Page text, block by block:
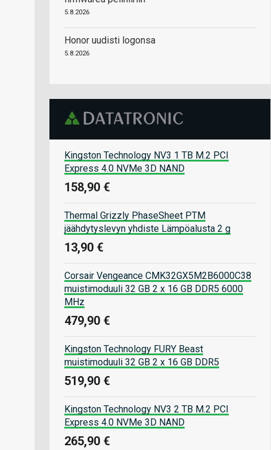
5.8.2026
Honor uudisti logonsa
5.8.2026
Kingston Technology NV3 1 TB M.2 PCI
Express 4.0 NVMe 3D NAND
158,90 €
Thermal Grizzly PhaseSheet PTM
jäähdytyslevyn yhdiste Lämpöalusta 2 g
13,90 €
Corsair Vengeance CMK32GX5M2B6000C38
muistimoduuli 32 GB 2 x 16 GB DDR5 6000
MHz
479,90 €
Kingston Technology FURY Beast
muistimoduuli 32 GB 2 x 16 GB DDR5
519,90 €
Kingston Technology NV3 2 TB M.2 PCI
Express 4.0 NVMe 3D NAND
265,90 €